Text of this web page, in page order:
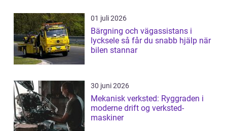
01 juli 2026
Bärgning och vägassistans i
lycksele så får du snabb hjälp när
bilen stannar
30 juni 2026
Mekanisk verksted: Ryggraden i
moderne drift og verksted-
maskiner